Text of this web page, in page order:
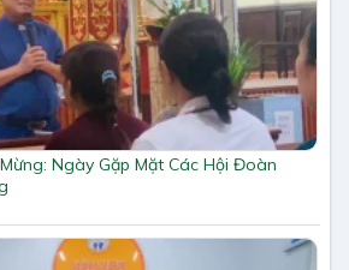
Ngày Gặp Mặt Các Hội Đoàn